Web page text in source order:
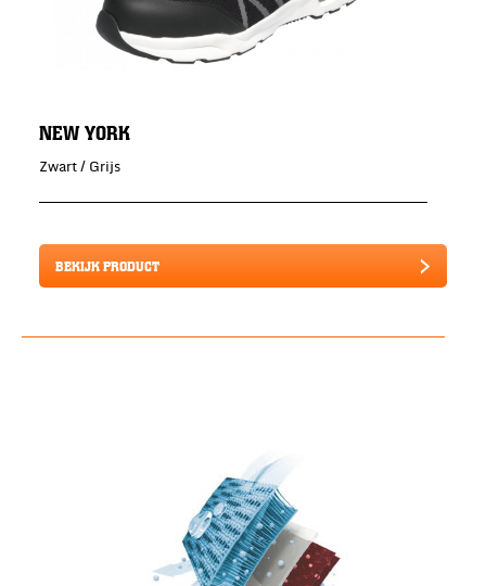
NEW YORK
Zwart / Grijs
BEKIJK PRODUCT